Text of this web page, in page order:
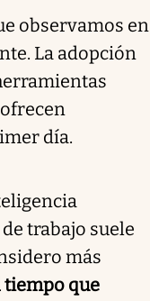
observamos en
La adopción
día.
trabajo suele
más
tiempo que